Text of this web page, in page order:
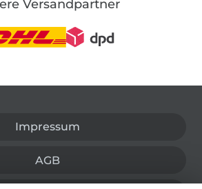
Versandpartner
Impressum
AGB